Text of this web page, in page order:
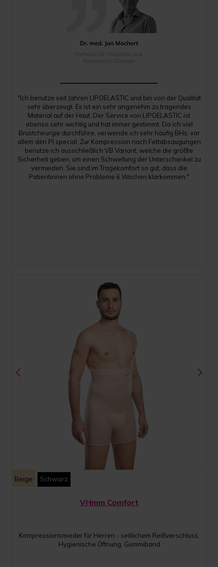
"Ich benutze seit Jahren LIPOELASTIC und bin von der Qualität
sehr überzeugt. Es ist ein sehr angenehm zu tragendes
Material auf der Haut. Der Service von LIPOELASTIC ist
ebenso sehr wichtig und hat immer gestimmt. Da ich viel
Brustchirurgie durchführe, verwende ich sehr häufig BHs, vor
allem den PI special. Zur Kompression nach Fettabsaugungen
benutze ich ausschließlich VB Variant, welche die größte
Sicherheit geben, um einen Schwellung der Unterschenkel zu
vermeiden. Sie sind im Tragekomfort so gut, dass die
Patientinnen ohne Probleme 6 Wochen klarkommen."
Beige Schwarz
VHmm Comfort
Kompressionsmieder für Herren - seitlichem Reißverschluss,
Hygienische Öffnung, Gummiband